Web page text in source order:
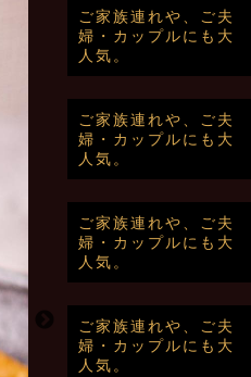
ご家族連れや、ご夫
婦・カップルにも大
人気。
ご家族連れや、ご夫
婦・カップルにも大
人気。
ご家族連れや、ご夫
婦・カップルにも大
人気。
ご家族連れや、ご夫
婦・カップルにも大
人気。